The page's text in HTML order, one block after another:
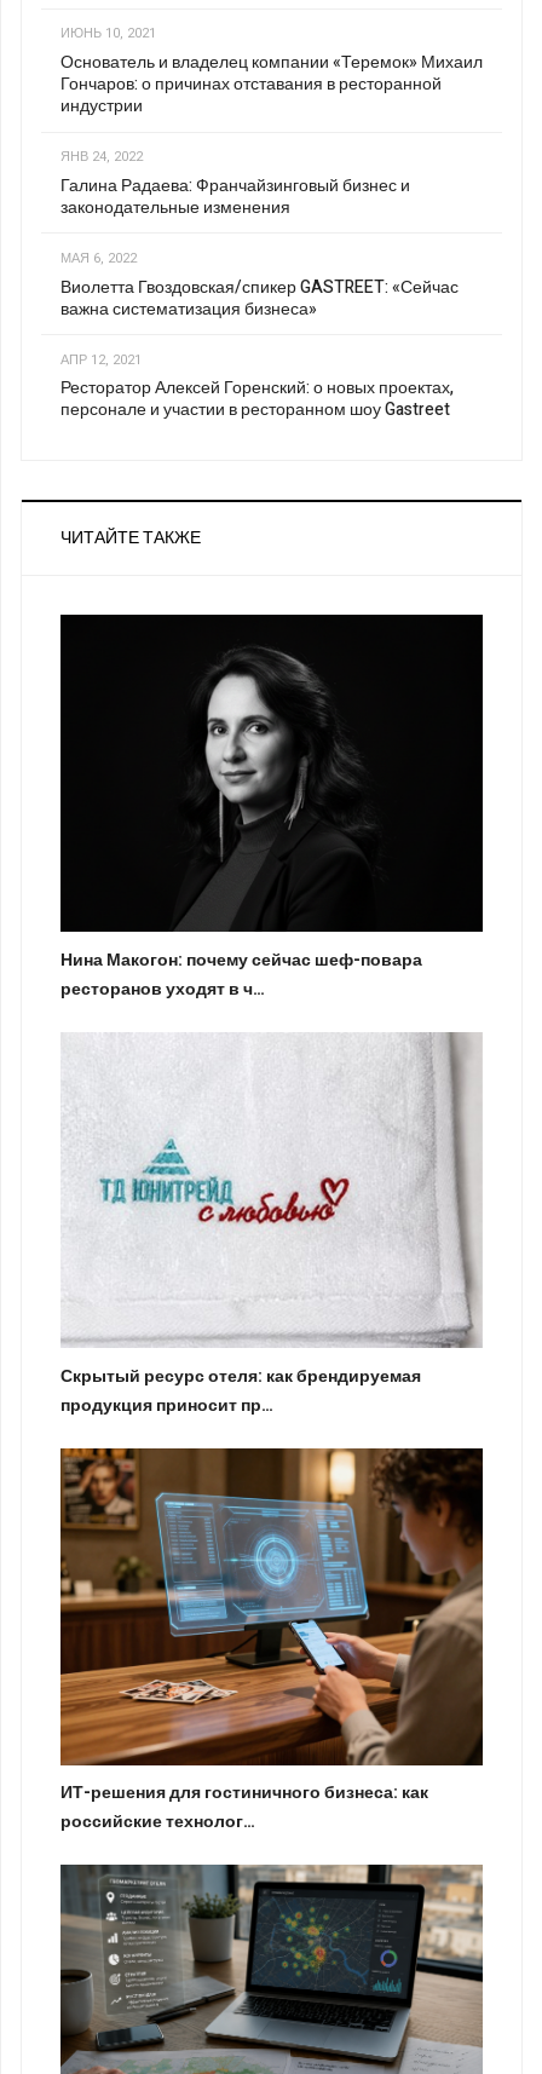
ИЮНЬ 10, 2021
Основатель и владелец компании «Теремок» Михаил
Гончаров: о причинах отставания в ресторанной
индустрии
ЯНВ 24, 2022
Галина Радаева: Франчайзинговый бизнес и
законодательные изменения
МАЯ 6, 2022
Виолетта Гвоздовская/спикер GASTREET: «Сейчас
важна систематизация бизнеса»
АПР 12, 2021
Ресторатор Алексей Горенский: о новых проектах,
персонале и участии в ресторанном шоу Gastreet
ЧИТАЙТЕ ТАКЖЕ
Нина Макогон: почему сейчас шеф-повара
ресторанов уходят в ч…
Скрытый ресурс отеля: как брендируемая
продукция приносит пр…
ИТ-решения для гостиничного бизнеса: как
российские технолог…